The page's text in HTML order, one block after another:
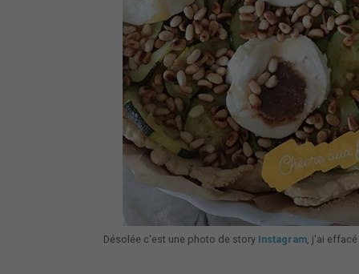
Désolée c'est une photo de story Instagram , j'ai